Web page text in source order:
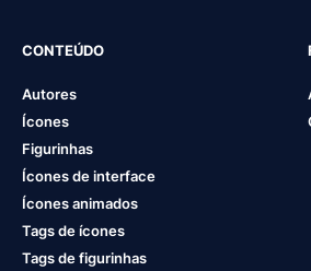
CONTEÚDO
Autores
Ícones
Figurinhas
Ícones de interface
Ícones animados
Tags de ícones
Tags de figurinhas